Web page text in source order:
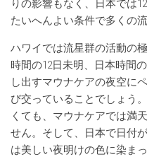
りの影響もなく、日本では
たいへんよい条件で多くの
ハワイでは流星群の活動の
時間の12日未明、日本時間
し出すマウナケアの夜空に
び交っていることでしょう
くても、マウナケアでは満
せん。そして、日本で日付
は美しい夜明けの色に染ま